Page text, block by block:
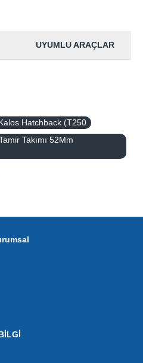
UYUMLU ARAÇLAR
Hatchback (T250
Takımı 52Mm